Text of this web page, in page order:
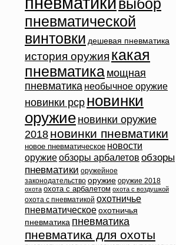
пневматической
винтовки дешевая пневматика
история оружия какая
пневматика мощная
пневматика необычное оружие
новинки pcp новинки
оружие новинки оружие
2018 новинки пневматики
новое пневматическое новости
оружиеобзоры арбалетов обзоры
пневматики оружейное
законодательство оружие оружие 2018
охота охота с арбалетом охота с воздушкой
охота с пневматикой охотничье
пневматическое охотничья
пневматика пневматика
пневматика для охоты